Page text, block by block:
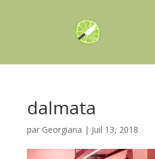
dalmata
par Georgiana | Juil 13, 2018